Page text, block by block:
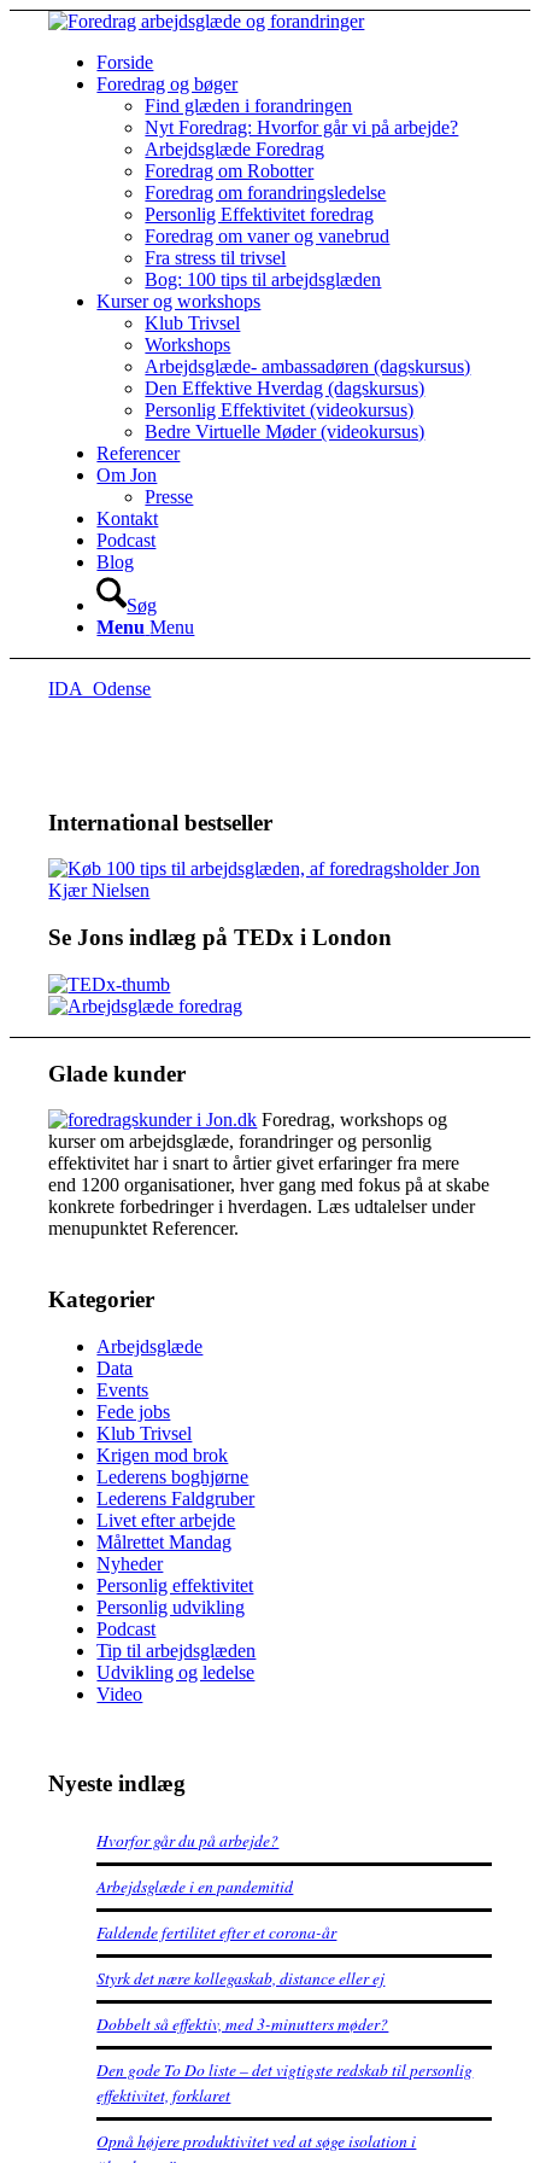
Forside
Foredrag og bøger
Find glæden i forandringen
Nyt Foredrag: Hvorfor går vi på arbejde?
Arbejdsglæde Foredrag
Foredrag om Robotter
Foredrag om forandringsledelse
Personlig Effektivitet foredrag
Foredrag om vaner og vanebrud
Fra stress til trivsel
Bog: 100 tips til arbejdsglæden
Kurser og workshops
Klub Trivsel
Workshops
Arbejdsglæde- ambassadøren (dagskursus)
Den Effektive Hverdag (dagskursus)
Personlig Effektivitet (videokursus)
Bedre Virtuelle Møder (videokursus)
Referencer
Om Jon
Presse
Kontakt
Podcast
Blog
Søg
Menu Menu
IDA_Odense
International bestseller
Se Jons indlæg på TEDx i London
Glade kunder
Foredrag, workshops og
kurser om arbejdsglæde, forandringer og personlig
effektivitet har i snart to årtier givet erfaringer fra mere
end 1200 organisationer, hver gang med fokus på at skabe
konkrete forbedringer i hverdagen. Læs udtalelser under
menupunktet Referencer.
Kategorier
Arbejdsglæde
Data
Events
Fede jobs
Klub Trivsel
Krigen mod brok
Lederens boghjørne
Lederens Faldgruber
Livet efter arbejde
Målrettet Mandag
Nyheder
Personlig effektivitet
Personlig udvikling
Podcast
Tip til arbejdsglæden
Udvikling og ledelse
Video
Nyeste indlæg
Hvorfor går du på arbejde?
Arbejdsglæde i en pandemitid
Faldende fertilitet efter et corona-år
Styrk det nære kollegaskab, distance eller ej
Dobbelt så effektiv, med 3-minutters møder?
Den gode To Do liste – det vigtigste redskab til personlig
effektivitet, forklaret
Opnå højere produktivitet ved at søge isolation i